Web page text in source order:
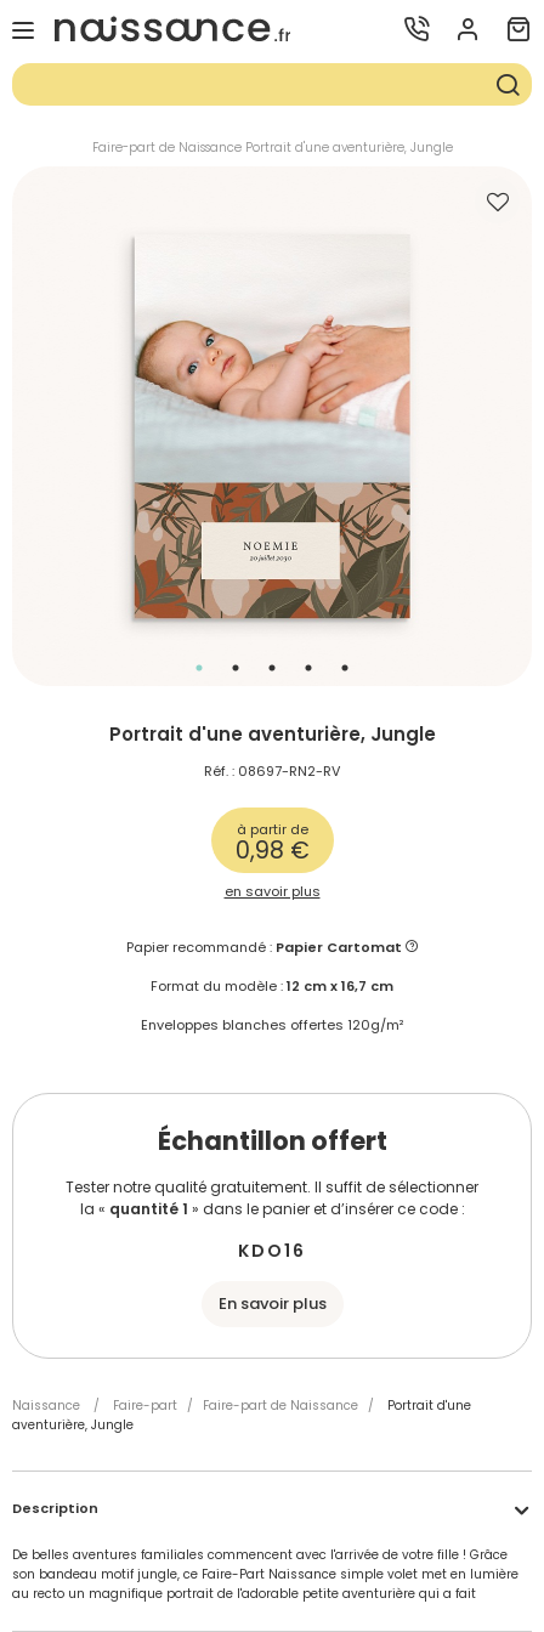
Faire-part de Naissance Portrait d'une aventurière, Jungle
Portrait d'une aventurière, Jungle
Réf. : 08697-RN2-RV
à partir de
0,98 €
en savoir plus
Papier recommandé :Papier Cartomat
Format du modèle :12 cm x 16,7 cm
Enveloppes blanches offertes 120g/m²
Échantillon offert
Tester notre qualité gratuitement. Il suffit de sélectionner
la « quantité 1 » dans le panier et d’insérer ce code :
KDO16
En savoir plus
Naissance / Faire-part / Faire-part de Naissance /
Portrait d'une
aventurière, Jungle
Description
De belles aventures familiales commencent avec l'arrivée de votre fille ! Grâce
son bandeau motif jungle, ce Faire-Part Naissance simple volet met en lumière
au recto un magnifique portrait de l'adorable petite aventurière qui a fait